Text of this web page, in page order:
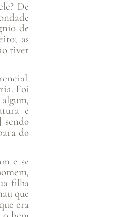
De
de
as
tiver
Foi
e
sendo
do
e se
filha
que
era